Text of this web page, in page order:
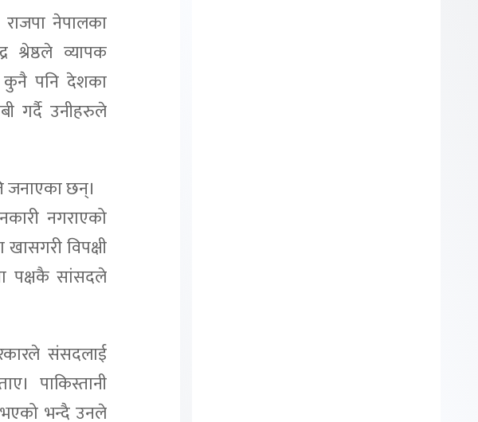
नेपालका
श्रेष्ठले व्यापक
कुनै पनि देशका
गर्दै उनीहरुले
जनाएका छन्।
नगराएको
विपक्षी
पक्षकै सांसदले
संसदलाई
पाकिस्तानी
भन्दै उनले